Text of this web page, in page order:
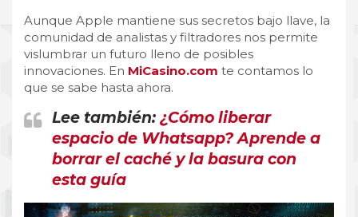
Aunque Apple mantiene sus secretos bajo llave, la
comunidad de analistas y filtradores nos permite
vislumbrar un futuro lleno de posibles
innovaciones. En MiCasino.com te contamos lo
que se sabe hasta ahora.
Lee también: ¿Cómo liberar
espacio de Whatsapp? Aprende a
borrar el caché y la basura con
esta guía